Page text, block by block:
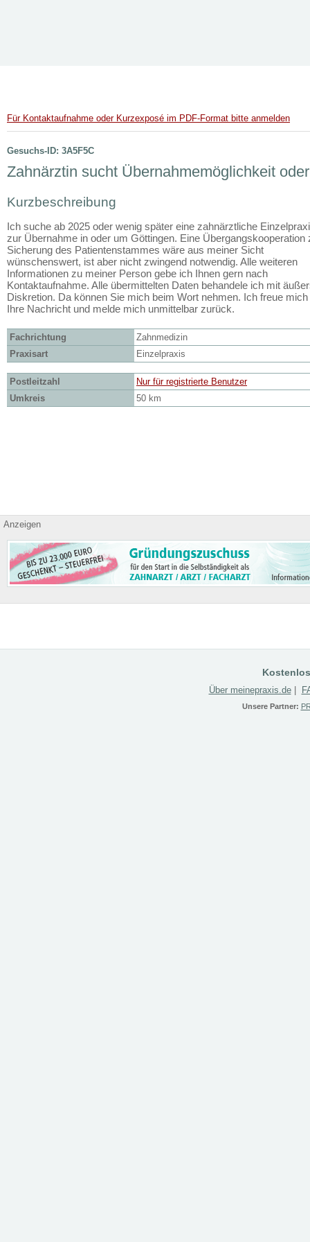
Für Kontaktaufnahme oder Kurzexposé im PDF-Format bitte anmelden
Gesuchs-ID: 3A5F5C
Zahnärztin sucht Übernahmemöglichkeit
Kurzbeschreibung
Ich suche ab 2025 oder wenig später eine zahnärztliche
zur Übernahme in oder um Göttingen. Eine Übergangskooperation
Sicherung des Patientenstammes wäre aus meiner Sicht
wünschenswert, ist aber nicht zwingend notwendig. Alle weiteren
Informationen zu meiner Person gebe ich Ihnen gern nach
Kontaktaufnahme. Alle übermittelten Daten behandele ich mit
Diskretion. Da können Sie mich beim Wort nehmen. Ich freue mich
Ihre Nachricht und melde mich unmittelbar zurück.
Fachrichtung
Zahnmedizin
Praxisart
Einzelpraxis
Postleitzahl
Nur für registrierte Benutzer
Umkreis
50 km
Anzeigen
Über meinepraxis.de|
Unsere Partner: